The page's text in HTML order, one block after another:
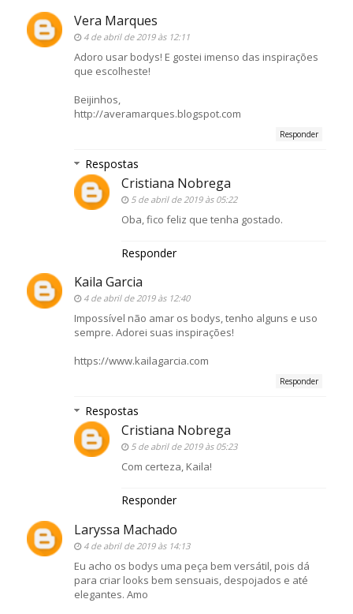
Vera Marques
4 de abril de 2019 às 12:11
Adoro usar bodys! E gostei imenso das inspirações
que escolheste!
Beijinhos,
http://averamarques.blogspot.com
Responder
Respostas
Cristiana Nobrega
5 de abril de 2019 às 05:22
Oba, fico feliz que tenha gostado.
Responder
Kaila Garcia
4 de abril de 2019 às 12:40
Impossível não amar os bodys, tenho alguns e uso
sempre. Adorei suas inspirações!
https://www.kailagarcia.com
Responder
Respostas
Cristiana Nobrega
5 de abril de 2019 às 05:23
Com certeza, Kaila!
Responder
Laryssa Machado
4 de abril de 2019 às 14:13
Eu acho os bodys uma peça bem versátil, pois dá
para criar looks bem sensuais, despojados e até
elegantes. Amo